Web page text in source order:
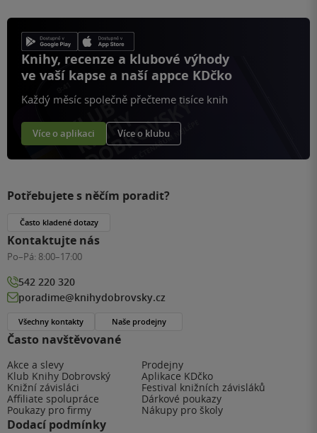
Knihy, recenze a klubové výhody
ve vaší kapse a naší appce KDčko
Každý měsíc společně přečteme tisíce knih
Více o aplikaci Více o klubu
Často navštěvované
Akce a slevy
Prodejny
Klub Knihy Dobrovský
Aplikace KDčko
Knižní závisláci
Festival knižních závisláků
Affiliate spolupráce
Dárkové poukazy
Poukazy pro firmy
Nákupy pro školy
Dodací podmínky
Potřebujete s něčím poradit?
Často kladené dotazy
Kontaktujte nás
Po–Pá: 8:00–17:00
542 220 320
poradime@knihydobrovsky.cz
Všechny kontakty Naše prodejny